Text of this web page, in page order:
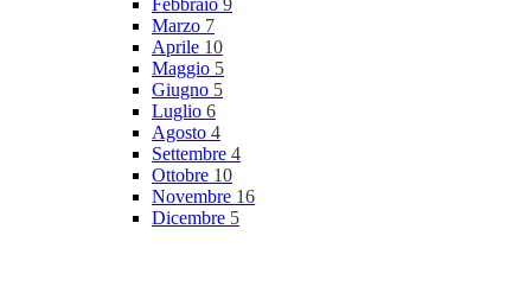
Febbraio 9
Marzo 7
Aprile 10
Maggio 5
Giugno 5
Luglio 6
Agosto 4
Settembre 4
Ottobre 10
Novembre 16
Dicembre 5